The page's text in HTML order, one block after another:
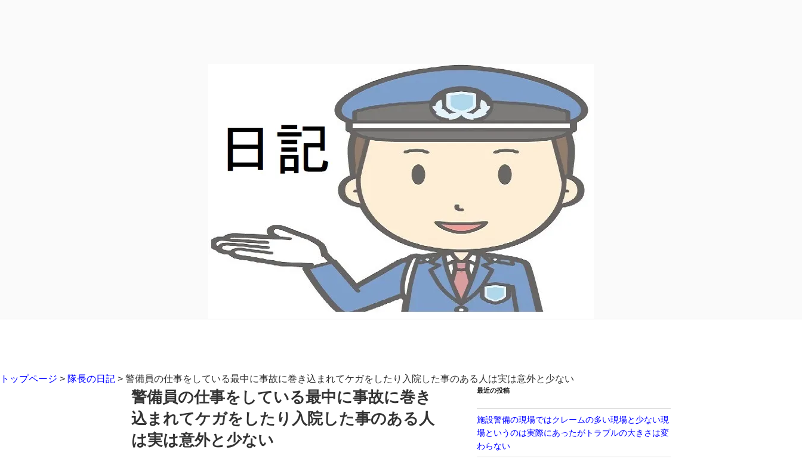
トップページ > 隊長の日記 > 警備員の仕事をしている最中に事故に巻き込まれてケガをしたり入院した事のある人は実は意外と少ない
警備員の仕事をしている最中に事故に巻き
込まれてケガをしたり入院した事のある人
は実は意外と少ない
最近の投稿
施設警備の現場ではクレームの多い現場と少ない現
場というのは実際にあったがトラブルの大きさは変
わらない